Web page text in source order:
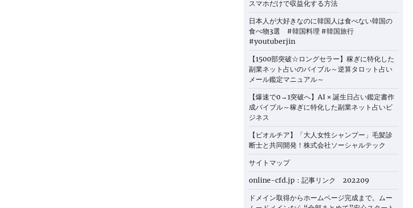
スマホだけで収益化する方法
日本人が大好きなのに韓国人は食べない韓国の
食べ物3選 #韓国料理 #韓国旅行
#youtuberjin
【1500部突破☆ロングセラー】稼ぎに特化した
副業ネット占いのバイブル～逆算タロット占い
メール鑑定マニュアル～
【爆速で0→1突破へ】AI × 誕生日占い鑑定書作
成バイブル～稼ぎに特化した副業ネット占いビ
ジネス
【ビオルチア】「大人女性シャンプー」毛髪診
断士と共同開発！株式会社ソーシャルテック
サイトマップ
online-cfd.jp：記事リンク 202209
ドメイン取得からホームページ完成まで。ムー